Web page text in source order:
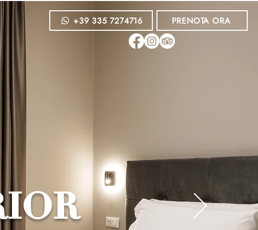
+39 335 7274716 PRENOTA ORA